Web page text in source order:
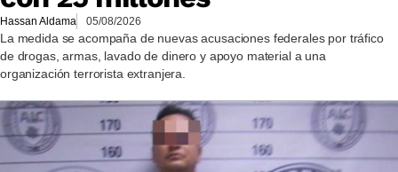
Hassan Aldama 05/08/2026
La medida se acompaña de nuevas acusaciones federales por tráfico
de drogas, armas, lavado de dinero y apoyo material a una
organización terrorista extranjera.